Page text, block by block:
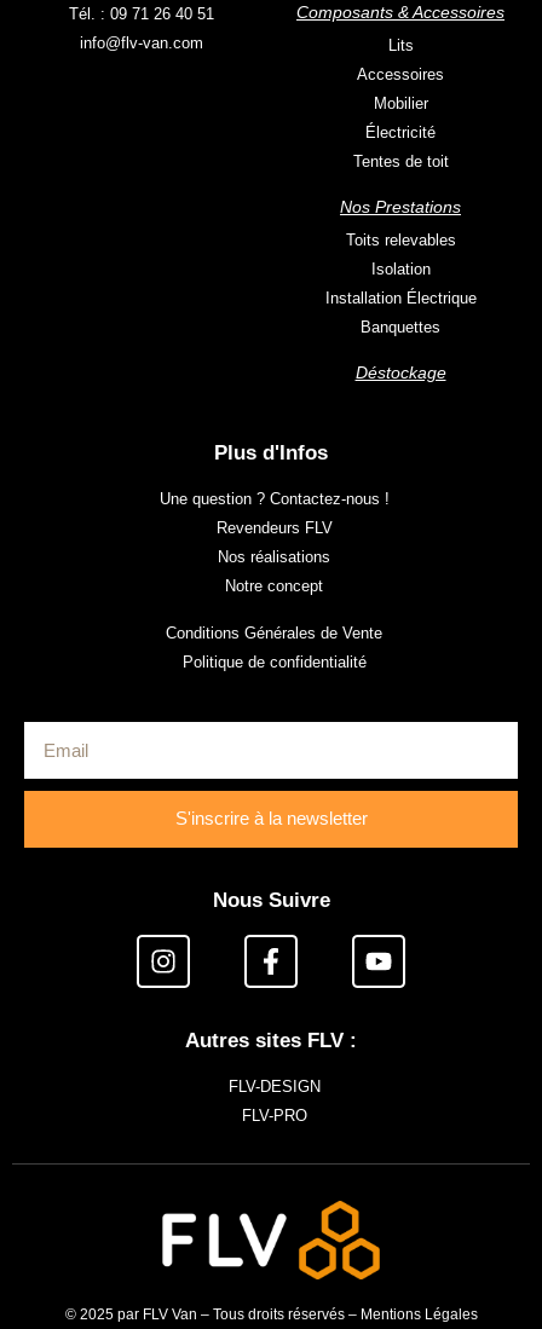
Tél. : 09 71 26 40 51
info@flv-van.com
Composants & Accessoires
Lits
Accessoires
Mobilier
Électricité
Tentes de toit
Nos Prestations
Toits relevables
Isolation
Installation Électrique
Banquettes
Déstockage
Plus d'Infos
Une question ? Contactez-nous !
Revendeurs FLV
Nos réalisations
Notre concept
Conditions Générales de Vente
Politique de confidentialité
S'inscrire à la newsletter
Nous Suivre
Autres sites FLV :
FLV-DESIGN
FLV-PRO
© 2025 par FLV Van – Tous droits réservés – Mentions Légales